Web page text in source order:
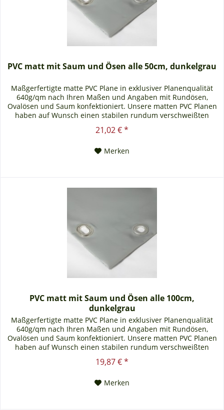
PVC matt mit Saum und Ösen alle 50cm, dunkelgrau
Maßgerfertigte matte PVC Plane in exklusiver Planenqualität
640g/qm nach Ihren Maßen und Angaben mit Rundösen,
Ovalösen und Saum konfektioniert. Unsere matten PVC Planen
haben auf Wunsch einen stabilen rundum verschweißten
matte PVC Plane lässt sich bei uns mit verzinkten Ösen oder
21,02 € *
Merken
PVC matt mit Saum und Ösen alle 100cm,
dunkelgrau
Maßgerfertigte matte PVC Plane in exklusiver Planenqualität
640g/qm nach Ihren Maßen und Angaben mit Rundösen,
Ovalösen und Saum konfektioniert. Unsere matten PVC Planen
haben auf Wunsch einen stabilen rundum verschweißten
matte PVC Plane lässt sich bei uns mit verzinkten Ösen oder
19,87 € *
Merken